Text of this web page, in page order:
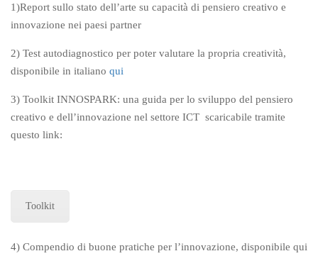
1)Report sullo stato dell’arte su capacità di pensiero creativo e
innovazione nei paesi partner
2) Test autodiagnostico per poter valutare la propria creatività,
disponibile in italiano qui
3) Toolkit INNOSPARK: una guida per lo sviluppo del pensiero
creativo e dell’innovazione nel settore ICT scaricabile tramite
questo link:
Toolkit
4) Compendio di buone pratiche per l’innovazione, disponibile qui